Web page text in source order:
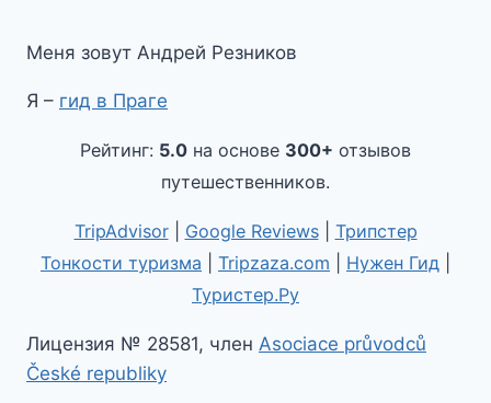
Меня зовут Андрей Резников
Я – гид в Праге
Рейтинг: 5.0 на основе 300+ отзывов
путешественников.
TripAdvisor| Google Reviews| Трипстер
Тонкости туризма
Tripzaza.com Нужен Гид
Туристер.Ру
Лицензия № 28581, член Asociace průvodců
České republiky